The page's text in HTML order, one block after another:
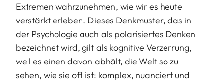
Extremen wahrzunehmen, wie wir es heute
verstärkt erleben. Dieses Denkmuster, das in
der Psychologie auch als polarisiertes Denken
bezeichnet wird, gilt als kognitive Verzerrung,
weil es einen davon abhält, die Welt so zu
sehen, wie sie oft ist: komplex, nuanciert und